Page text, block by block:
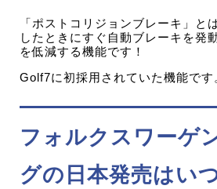
「ポストコリジョンブレーキ」と
したときにすぐ自動ブレーキを発
を低減する機能です！
Golf7に初採用されていた機能です
フォルクスワーゲ
グの日本発売はい